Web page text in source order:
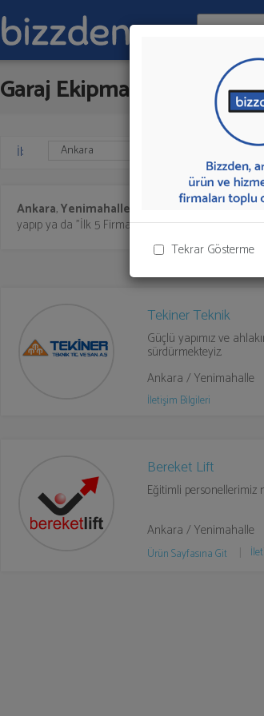
Tekrar Gösterme
Ara:
Garaj Ekipmanları
İl:
Ankara,Yenimahalle'de Garaj Ekipmanları
yapıp ya da "İlk 5 Firmadan Teklif İste"
Tekiner Teknik
Güçlü yapımız ve
sürdürmekteyiz.
Ankara / Yenimahalle
İletişim Bilgileri
Bereket Lift
Eğitimli personellerimiz
Ankara / Yenimahalle
Ürün Sayfasına Git